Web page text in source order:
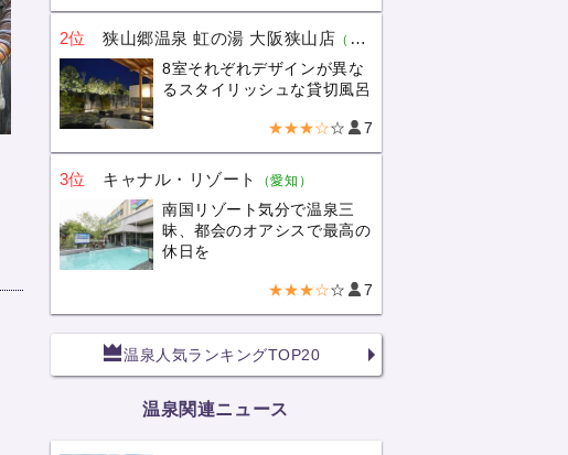
2位 狭山郷温泉 虹の湯 大阪狭山店 （大阪）
8室それぞれデザインが異な
るスタイリッシュな貸切風呂
★★★☆☆ 7
3位 キャナル・リゾート （愛知）
南国リゾート気分で温泉三
昧、都会のオアシスで最高の
休日を
★★★☆☆ 7
温泉人気ランキングTOP20
温泉関連ニュース